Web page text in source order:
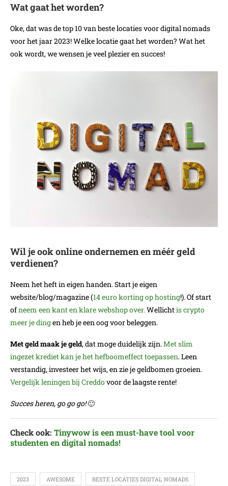
Wat gaat het worden?
Oke, dat was de top 10 van beste locaties voor digital nomads
voor het jaar 2023! Welke locatie gaat het worden? Wat het
ook wordt, we wensen je veel plezier en succes!
Wil je ook online ondernemen en méér geld
verdienen?
Neem het heft in eigen handen. Start je eigen
website/blog/magazine (14 euro korting op hosting!). Of start
ofneem een kant en klare webshop over.Wellichtis crypto
meer je dingen heb je een oog voor beleggen.
Met geld maak je geld, dat moge duidelijk zijn.Met slim
ingezet krediet kan je het hefboomeffect toepassen. Leen
verstandig, investeer het wijs, en zie je geldbomen groeien.
Vergelijk leningen bij Creddovoor de laagste rente!
Succes heren, go go go!🙂
Check ook: Tinywow is een must-have tool voor
studenten en digital nomads!
2023 AWESOME BESTE LOCATIES DIGITAL NOMADS